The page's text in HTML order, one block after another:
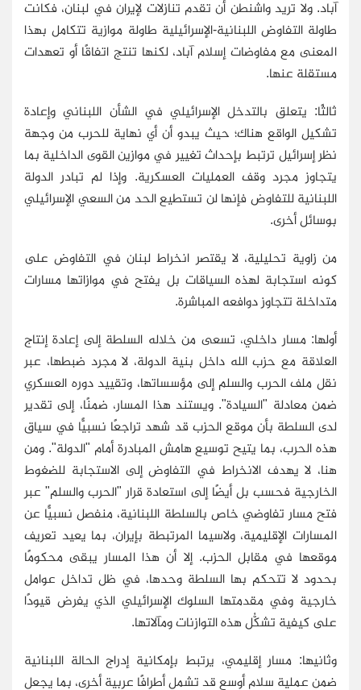
آباد. ولا تريد واشنطن أن تقدم تنازلات لإيران في لبنان، فكانت
طاولة التفاوض اللبنانية-الإسرائيلية طاولة موازية تتكامل بهذا
المعنى مع مفاوضات إسلام آباد، لكنها تنتج اتفاقًا أو تعهدات
مستقلة عنها.
ثالثًا: يتعلق بالتدخل الإسرائيلي في الشأن اللبناني وإعادة
تشكيل الواقع هناك؛ حيث يبدو أن أي نهاية للحرب من وجهة
نظر إسرائيل ترتبط بإحداث تغيير في موازين القوى الداخلية بما
يتجاوز مجرد وقف العمليات العسكرية. وإذا لم تبادر الدولة
اللبنانية للتفاوض فإنها لن تستطيع الحد من السعي الإسرائيلي
بوسائل أخرى.
من زاوية تحليلية، لا يقتصر انخراط لبنان في التفاوض على
كونه استجابة لهذه السياقات بل يفتح في موازاتها مسارات
متداخلة تتجاوز دوافعه المباشرة.
أولها: مسار داخلي، تسعى من خلاله السلطة إلى إعادة إنتاج
العلاقة مع حزب الله داخل بنية الدولة، لا مجرد ضبطها، عبر
نقل ملف الحرب والسلم إلى مؤسساتها، وتقييد دوره العسكري
ضمن معادلة "السيادة". ويستند هذا المسار، ضمنًا، إلى تقدير
لدى السلطة بأن موقع الحزب قد شهد تراجعًا نسبيًّا في سياق
هذه الحرب، بما يتيح توسيع هامش المبادرة أمام "الدولة". ومن
هنا، لا يهدف الانخراط في التفاوض إلى الاستجابة للضغوط
الخارجية فحسب بل أيضًا إلى استعادة قرار "الحرب والسلم" عبر
فتح مسار تفاوضي خاص بالسلطة اللبنانية، منفصل نسبيًّا عن
المسارات الإقليمية، ولاسيما المرتبطة بإيران، بما يعيد تعريف
موقعها في مقابل الحزب. إلا أن هذا المسار يبقى محكومًا
بحدود لا تتحكم بها السلطة وحدها، في ظل تداخل عوامل
خارجية وفي مقدمتها السلوك الإسرائيلي الذي يفرض قيودًا
على كيفية تشكُّل هذه التوازنات ومآلاتها.
وثانيها: مسار إقليمي، يرتبط بإمكانية إدراج الحالة اللبنانية
ضمن عملية سلام أوسع قد تشمل أطرافًا عربية أخرى، بما يجعل